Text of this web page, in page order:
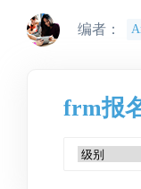
编者：
frm报